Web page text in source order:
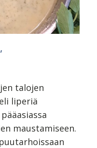
talojen
liperiä
maustamiseen.